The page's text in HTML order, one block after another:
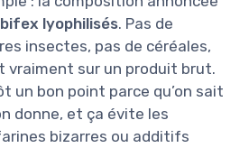
lyophilisés. Pas de
insectes, pas de céréales,
vraiment sur un produit brut.
un bon point parce qu’on sait
donne, et ça évite les
bizarres ou additifs